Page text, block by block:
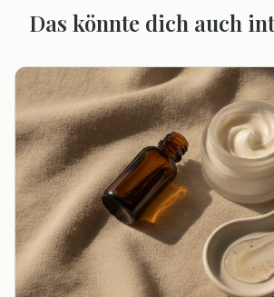
Das könnte dich auch